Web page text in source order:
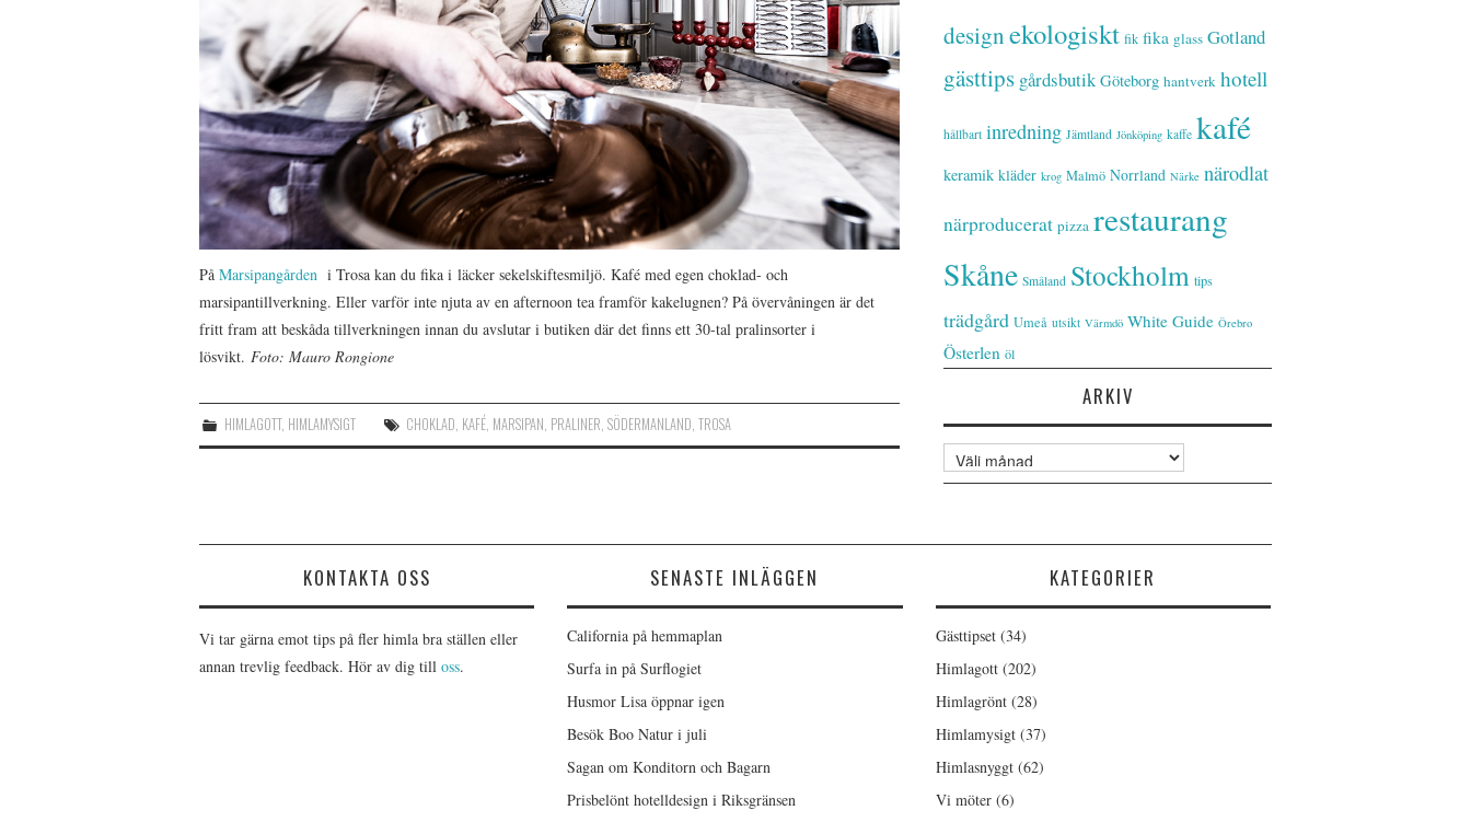
På Marsipangården i Trosa kan du fika i läcker sekelskiftesmiljö. Kafé med egen choklad- och
marsipantillverkning. Eller varför inte njuta av en afternoon tea framför kakelugnen? På övervåningen är det
fritt fram att beskåda tillverkningen innan du avslutar i butiken där det finns ett 30-tal pralinsorter i
lösvikt. Foto: Mauro Rongione
HIMLAGOTT, HIMLAMYSIGT CHOKLAD KAFÉ MARSIPAN PRALINER ,SÖDERMANLAND ,TROSA
designekologiskt fik fika glass Gotland
gästtips gårdsbutik Göteborg hantverk hotell
hållbart inredning Jämtland Jönköping kaffe kafé
keramik kläder krog Malmö Norrland Närke närodlat
närproducerat pizza restaurang
Skåne Småland Stockholm tips
trädgård Umeå utsikt Värmdö White Guide Örebro
Österlen öl
ARKIV
Arkiv
KONTAKTA OSS
Vi tar gärna emot tips på fler himla bra ställen eller
annan trevlig feedback. Hör av dig till oss.
SENASTE INLÄGGEN
California på hemmaplan
Surfa in på Surflogiet
Husmor Lisa öppnar igen
Besök Boo Natur i juli
Sagan om Konditorn och Bagarn
Prisbelönt hotelldesign i Riksgränsen
KATEGORIER
Gästtipset(34)
Himlagott(202)
Himlagrönt(28)
Himlamysigt(37)
Himlasnyggt(62)
Vi möter(6)